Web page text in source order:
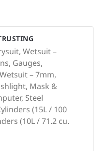
Wetsuit –
Gauges,
– 7mm,
Mask &
Steel
(15L / 100
(10L / 71.2 cu.